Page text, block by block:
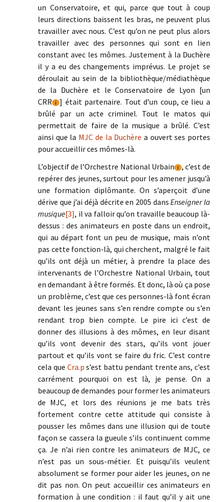
un Conservatoire, et qui, parce que tout à coup
leurs directions baissent les bras, ne peuvent plus
travailler avec nous. C’est qu’on ne peut plus alors
travailler avec des personnes qui sont en lien
constant avec les mômes. Justement à la Duchère
il y a eu des changements imprévus. Le projet se
déroulait au sein de la bibliothèque/médiathèque
de la Duchère et le Conservatoire de Lyon [un
CRR i ] était partenaire. Tout d’un coup, ce lieu a
brûlé par un acte criminel. Tout le matos qui
permettait de faire de la musique a brûlé. C’est
ainsi que la MJC de la Duchère a ouvert ses portes
pour accueillir ces mômes-là.
L’objectif de l’Orchestre National Urbain i , c’est de
repérer des jeunes, surtout pour les amener jusqu’à
une formation diplômante. On s’aperçoit d’une
dérive que j’ai déjà décrite en 2005 dansEnseigner la
musique[3], il va falloir qu’on travaille beaucoup là-
dessus : des animateurs en poste dans un endroit,
qui au départ font un peu de musique, mais n’ont
pas cette fonction-là, qui cherchent, malgré le fait
qu’ils ont déjà un métier, à prendre la place des
intervenants de l’Orchestre National Urbain, tout
en demandant à être formés. Et donc, là où ça pose
un problème, c’est que ces personnes-là font écran
devant les jeunes sans s’en rendre compte ou s’en
rendant trop bien compte. Le pire ici c’est de
donner des illusions à des mômes, en leur disant
qu’ils vont devenir des stars, qu’ils vont jouer
partout et qu’ils vont se faire du fric. C’est contre
cela que Cra.p s’est battu pendant trente ans, c’est
carrément pourquoi on est là, je pense. On a
beaucoup de demandes pour former les animateurs
de MJC, et lors des réunions je me bats très
fortement contre cette attitude qui consiste à
pousser les mômes dans une illusion qui de toute
façon se cassera la gueule s’ils continuent comme
ça. Je n’ai rien contre les animateurs de MJC, ce
n’est pas un sous-métier. Et puisqu’ils veulent
absolument se former pour aider les jeunes, on ne
dit pas non. On peut accueillir ces animateurs en
formation à une condition : il faut qu’il y ait une